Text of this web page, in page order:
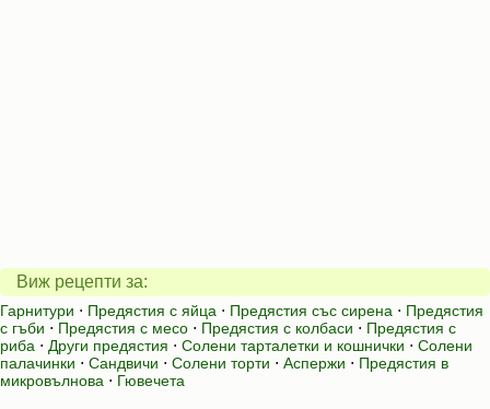
Виж рецепти за:
Гарнитури ⋅ Предястия с яйца ⋅ Предястия със сирена ⋅ Предястия
с гъби ⋅ Предястия с месо ⋅ Предястия с колбаси ⋅ Предястия с
риба ⋅ Други предястия ⋅ Солени тарталетки и кошнички ⋅ Солени
палачинки ⋅ Сандвичи ⋅ Солени торти ⋅ Аспержи ⋅ Предястия в
микровълнова ⋅ Гювечета